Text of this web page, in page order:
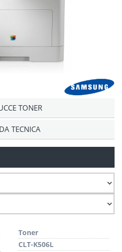
TONER
TECNICA
Toner
CLT-K506L